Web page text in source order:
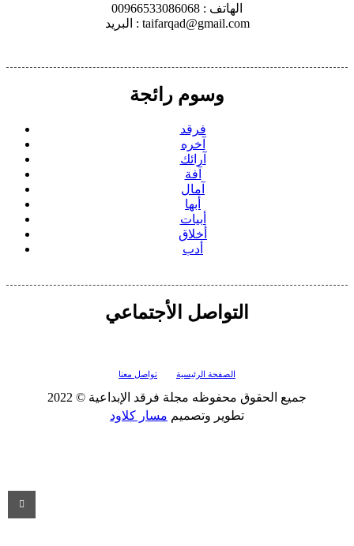
الهاتف : 00966533086068
البريد : taifarqad@gmail.com
وسوم رائجة
فرقد
آخره
آرائك
آفة
آمال
أبها
أبيات
أخلاق
أدب
التواصل الأجتماعي
الصفحة الرئيسية تواصل معنا
جميع الحقوق محفوظه مجلة فرقد الإبداعية © 2022
تطوير وتصميم مسار كلاود